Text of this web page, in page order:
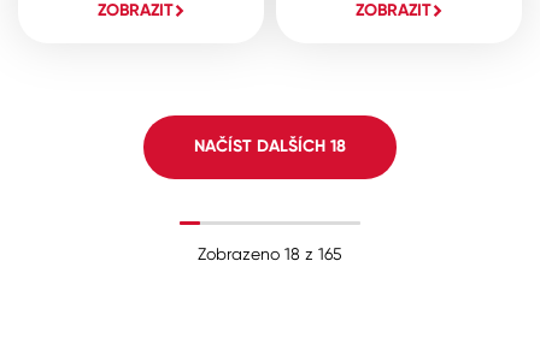
ZOBRAZIT ZOBRAZIT
NAČÍST DALŠÍCH 18
Zobrazeno 18 z 165